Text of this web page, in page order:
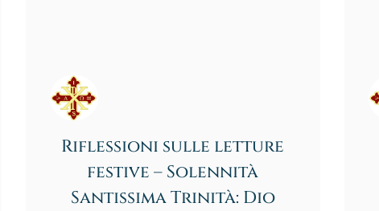
Riflessioni sulle letture
festive – Solennità
Santissima Trinità: Dio